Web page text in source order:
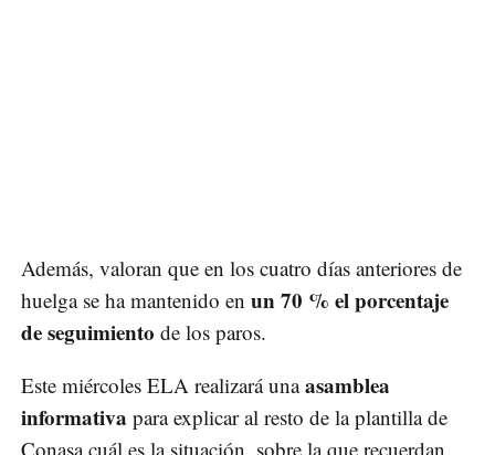
Además, valoran que en los cuatro días anteriores de
huelga se ha mantenido en un 70 % el porcentaje
de seguimiento de los paros.
Este miércoles ELA realizará unaasamblea
informativa para explicar al resto de la plantilla de
Conasa cuál es la situación, sobre la que recuerdan